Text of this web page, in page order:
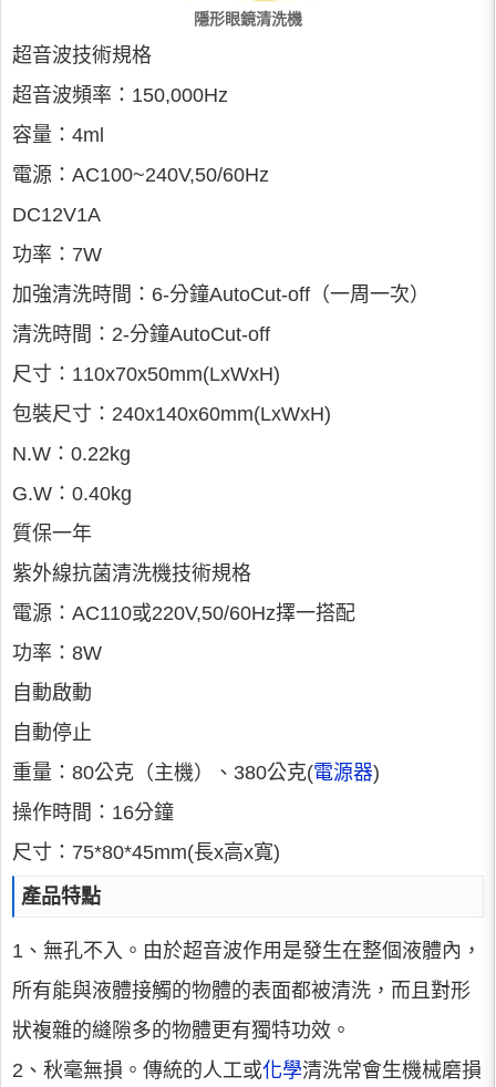
隱形眼鏡清洗機
超音波技術規格
超音波頻率：150,000Hz
容量：4ml
電源：AC100~240V,50/60Hz
DC12V1A
功率：7W
加強清洗時間：6-分鐘AutoCut-off（一周一次）
清洗時間：2-分鐘AutoCut-off
尺寸：110x70x50mm(LxWxH)
包裝尺寸：240x140x60mm(LxWxH)
N.W：0.22kg
G.W：0.40kg
質保一年
紫外線抗菌清洗機技術規格
電源：AC110或220V,50/60Hz擇一搭配
功率：8W
自動啟動
自動停止
重量：80公克（主機）、380公克(電源器)
操作時間：16分鐘
尺寸：75*80*45mm(長x高x寬)
產品特點
1、無孔不入。由於超音波作用是發生在整個液體內，
所有能與液體接觸的物體的表面都被清洗，而且對形
狀複雜的縫隙多的物體更有獨特功效。
2、秋毫無損。傳統的人工或化學清洗常會生機械磨損